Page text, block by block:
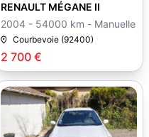
2 700 €
RENAULT MÉGANE II
2004 - 54000 km - Manuelle
Courbevoie (92400)